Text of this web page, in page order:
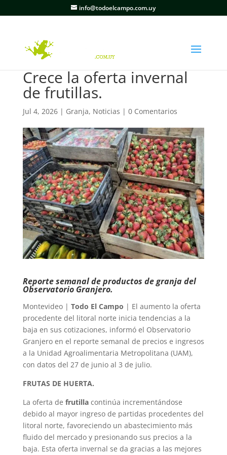
info@todoelcampo.com.uy
Crece la oferta invernal
de frutillas.
Jul 4, 2026| Granja, Noticias | 0 Comentarios
Reporte semanal de productos de granja del
Observatorio Granjero.
Montevideo | Todo El Campo | El aumento la oferta
procedente del litoral norte inicia tendencias a la
baja en sus cotizaciones, informó el Observatorio
Granjero en el reporte semanal de precios e ingresos
a la Unidad Agroalimentaria Metropolitana (UAM),
con datos del 27 de junio al 3 de julio.
FRUTAS DE HUERTA.
La oferta de frutillacontinúa incrementándose
debido al mayor ingreso de partidas procedentes del
litoral norte, favoreciendo un abastecimiento más
fluido del mercado y presionando sus precios a la
baja. Esta oferta invernal se da gracias a las mejores